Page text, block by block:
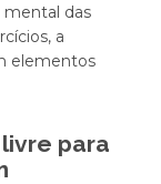
mental das
a
elementos
para